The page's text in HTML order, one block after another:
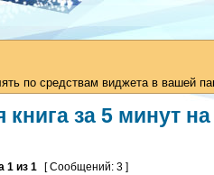
по средствам виджета в вашей
за 5 минут
1 из 1 [ Сообщений: 3 ]